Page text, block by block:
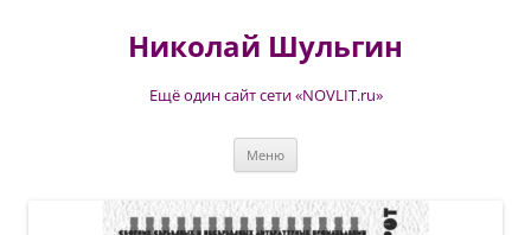
содержимомуНиколай Шульгин
Ещё один сайт сети «NOVLIT.ru»
Меню